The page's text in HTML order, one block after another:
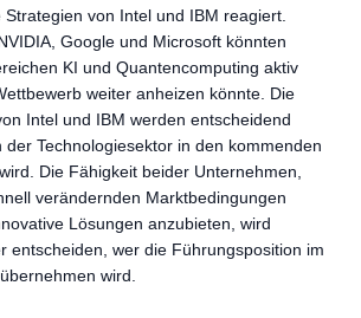
von Intel und IBM reagiert.
Google und Microsoft könnten
KI und Quantencomputing aktiv
weiter anheizen könnte. Die
Intel und IBM werden entscheidend
der Technologiesektor in den kommenden
Die Fähigkeit beider Unternehmen,
verändernden Marktbedingungen
Lösungen anzubieten, wird
entscheiden, wer die Führungsposition im
wird.